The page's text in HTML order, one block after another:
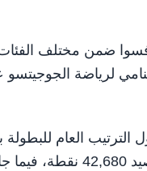
أكثر من 2000 لاعب ولاعبة من 43 دولة،
لرياضة الجوجيتسو
بفارق كبير على منتخب البرازيل